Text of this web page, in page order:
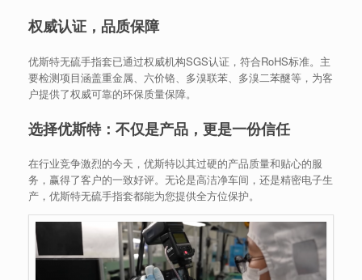
权威认证，品质保障
优斯特无硫手指套已通过权威机构SGS认证，符合RoHS标准。主
要检测项目涵盖重金属、六价铬、多溴联苯、多溴二苯醚等，为客
户提供了权威可靠的环保质量保障。
选择优斯特：不仅是产品，更是一份信任
在行业竞争激烈的今天，优斯特以其过硬的产品质量和贴心的服
务，赢得了客户的一致好评。无论是高洁净车间，还是精密电子生
产，优斯特无硫手指套都能为您提供全方位保护。